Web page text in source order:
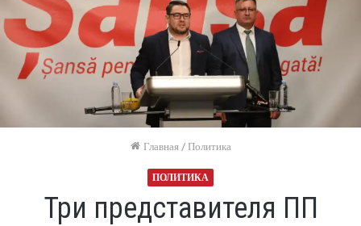
Главная / Политика
ПОЛИТИКА
Три представителя ПП